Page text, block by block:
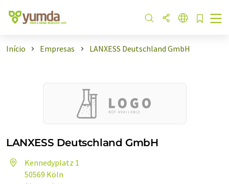
Início Empresas LANXESS Deutschland GmbH
LANXESS Deutschland GmbH
Kennedyplatz 1
50569 Köln